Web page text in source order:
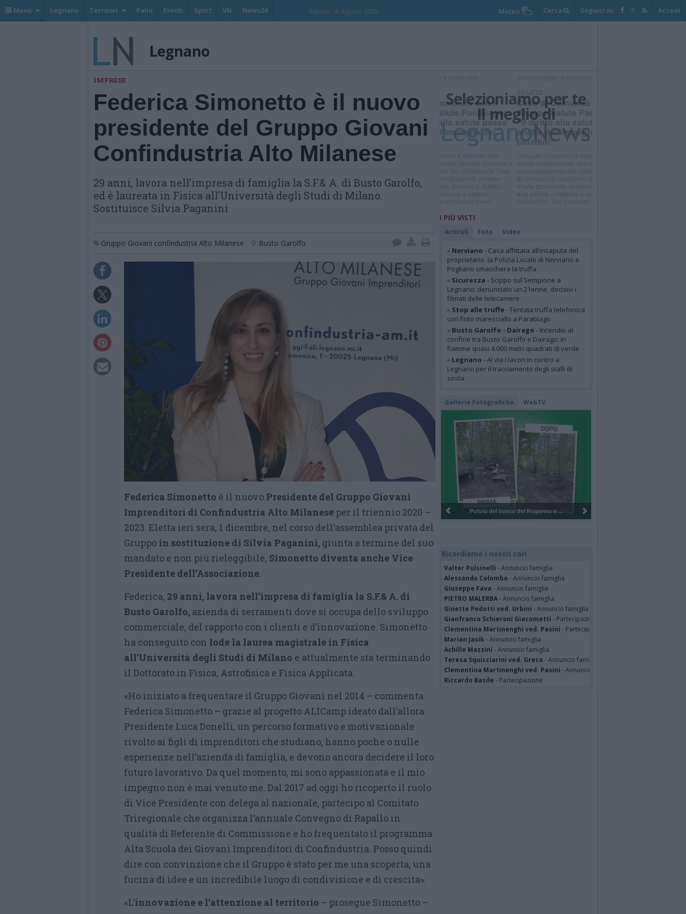
Menù Legnano Territori Palio Eventi Sport VN News24 Sabato , 8 Agosto 2026 Meteo Cerca Seguici su Accedi
Legnano
IMPRESE
Federica Simonetto è il nuovo
presidente del Gruppo Giovani
Confindustria Alto Milanese
29 anni, lavora nell’impresa di famiglia la S.F.& A. di Busto Garolfo,
ed è laureata in Fisica all’Università degli Studi di Milano.
Sostituisce Silvia Paganini
Gruppo Giovani confindustria Alto Milanese Busto Garolfo
Federica Simonetto è il nuovo Presidente del Gruppo Giovani
Imprenditori di Confindustria Alto Milanese per il triennio 2020 –
2023. Eletta ieri sera, 1 dicembre, nel corso dell’assemblea privata del
Gruppo in sostituzione di Silvia Paganini, giunta a termine del suo
mandato e non più rieleggibile, Simonetto diventa anche Vice
Presidente dell’Associazione.
Federica, 29 anni, lavora nell’impresa di famiglia la S.F.& A. di
Busto Garolfo, azienda di serramenti dove si occupa dello sviluppo
commerciale, del rapporto con i clienti e d’innovazione. Simonetto
ha conseguito con lode la laurea magistrale in Fisica
all’Università degli Studi di Milano e attualmente sta terminando
il Dottorato in Fisica, Astrofisica e Fisica Applicata.
«Ho iniziato a frequentare il Gruppo Giovani nel 2014 – commenta
Federica Simonetto – grazie al progetto ALICamp ideato dall’allora
Presidente Luca Donelli, un percorso formativo e motivazionale
rivolto ai figli di imprenditori che studiano, hanno poche o nulle
esperienze nell’azienda di famiglia, e devono ancora decidere il loro
futuro lavorativo. Da quel momento, mi sono appassionata e il mio
impegno non è mai venuto me. Dal 2017 ad oggi ho ricoperto il ruolo
di Vice Presidente con delega al nazionale, partecipo al Comitato
Triregionale che organizza l’annuale Convegno di Rapallo in
qualità di Referente di Commissione e ho frequentato il programma
Alta Scuola dei Giovani Imprenditori di Confindustria. Posso quindi
dire con convinzione che il Gruppo è stato per me una scoperta, una
fucina di idee e un incredibile luogo di condivisione e di crescita».
«L’innovazione e l’attenzione al territorio – prosegue Simonetto –
Selezioniamo per te
Il meglio di
I PIÙ VISTI
Articoli Foto Video
» Nerviano - Casa affittata all’insaputa del
proprietario: la Polizia Locale di Nerviano e
Pogliano smaschera la truffa
» Sicurezza - Scippo sul Sempione a
Legnano: denunciato un 21enne, decisivi i
filmati delle telecamere
» Stop alle truffe- Tentata truffa telefonica
con finto maresciallo a Parabiago
» Busto Garolfo - Dairago - Incendio al
confine tra Busto Garolfo e Dairago: in
fiamme quasi 4.000 metri quadrati di verde
» Legnano - Al via i lavori in centro a
Legnano per il tracciamento degli stalli di
sosta
Gallerie Fotografiche WebTV
Pulizia del bosco del Rugareto a ...
Ricordiamo i nostri cari
Valter Pulsinelli - Annuncio famiglia
Alessando Colombo - Annuncio famiglia
Giuseppe Fava - Annuncio famiglia
PIETRO MALERBA- Annuncio famiglia
Ginette Pedotti ved. Urbini - Annuncio famiglia
Gianfranco Schieroni Giacometti - Partecipazione
Clementina Martinenghi ved. Pasini - Partecipazione
Marian Jasik - Annuncio famiglia
Achille Mazzini - Annuncio famiglia
Teresa Squicciarini ved. Greco - Annuncio famiglia
Clementina Martinenghi ved. Pasini - Annuncio famiglia
Riccardo Basile - Partecipazione